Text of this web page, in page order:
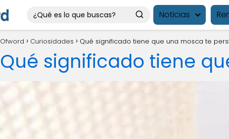
Noticias
Ofword Curiosidades Qué significado tiene que una mosca te
Qué significado tiene